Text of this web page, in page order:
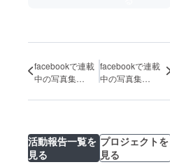
facebookで連載
中の写真集
photo of you？」
facebookで連載
中の写真集
photo of you？」
活動報告一覧を
見る
プロジェクトを
見る